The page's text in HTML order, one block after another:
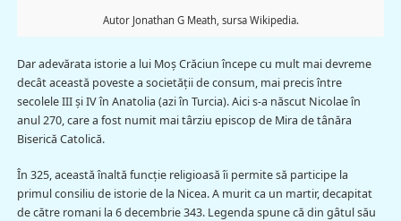
Autor Jonathan G Meath, sursa Wikipedia.
Dar adevărata istorie a lui Moş Crăciun începe cu mult mai devreme
decât această poveste a societăţii de consum, mai precis între
secolele III și IV în Anatolia (azi în Turcia). Aici s-a născut Nicolae în
anul 270, care a fost numit mai târziu episcop de Mira de tânăra
Biserică Catolică.
În 325, această înaltă funcţie religioasă îi permite să participe la
primul consiliu de istorie de la Nicea. A murit ca un martir, decapitat
de către romani la 6 decembrie 343. Legenda spune că din gâtul său